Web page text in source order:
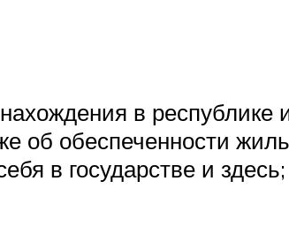
в
об обеспеченности
в государстве и здесь;